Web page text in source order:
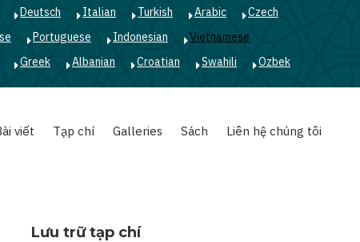
Deutsch Italian Turkish Arabic
Czech
Portuguese Indonesian
Vietnamese
Greek Albanian Croatian Swahili Ozbek
viết Tạp chí Galleries Sách Liên hệ chúng tôi
Lưu trữ tạp chí